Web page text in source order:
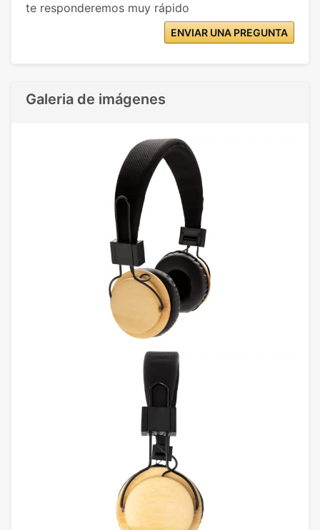
te responderemos muy rápido
ENVIAR UNA PREGUNTA
Galeria de imágenes